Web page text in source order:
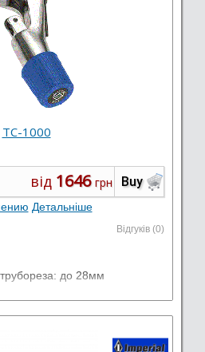
TC-1000
Buy
від 1646 грн
Детальніше
Відгуків (0)
до 28мм